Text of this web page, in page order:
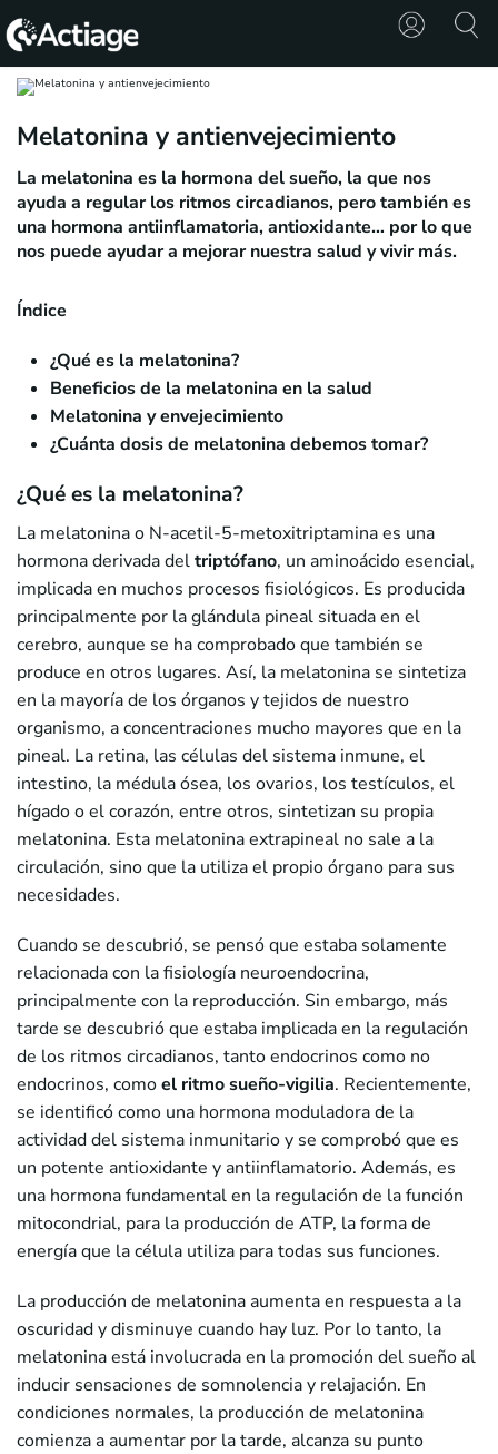
CONSULTA
ACTIAGE
RECURSOS
Melatonina y antienvejecimiento
La melatonina es la hormona del sueño, la que nos
ayuda a regular los ritmos circadianos, pero también es
una hormona antiinflamatoria, antioxidante… por lo que
nos puede ayudar a mejorar nuestra salud y vivir más.
Índice
¿Qué es la melatonina?
Beneficios de la melatonina en la salud
Melatonina y envejecimiento
¿Cuánta dosis de melatonina debemos tomar?
¿Qué es la melatonina?
La melatonina o N-acetil-5-metoxitriptamina es una
hormona derivada deltriptófano, un aminoácido esencial,
implicada en muchos procesos fisiológicos. Es producida
principalmente por la glándula pineal situada en el
cerebro, aunque se ha comprobado que también se
produce en otros lugares. Así, la melatonina se sintetiza
en la mayoría de los órganos y tejidos de nuestro
organismo, a concentraciones mucho mayores que en la
pineal. La retina, las células del sistema inmune, el
intestino, la médula ósea, los ovarios, los testículos, el
hígado o el corazón, entre otros, sintetizan su propia
melatonina. Esta melatonina extrapineal no sale a la
circulación, sino que la utiliza el propio órgano para sus
necesidades.
Cuando se descubrió, se pensó que estaba solamente
relacionada con la fisiología neuroendocrina,
principalmente con la reproducción. Sin embargo, más
tarde se descubrió que estaba implicada en la regulación
de los ritmos circadianos, tanto endocrinos como no
endocrinos, comoel ritmo sueño-vigilia. Recientemente,
se identificó como una hormona moduladora de la
actividad del sistema inmunitario y se comprobó que es
un potente antioxidante y antiinflamatorio. Además, es
una hormona fundamental en la regulación de la función
mitocondrial, para la producción de ATP, la forma de
energía que la célula utiliza para todas sus funciones.
La producción de melatonina aumenta en respuesta a la
oscuridad y disminuye cuando hay luz. Por lo tanto, la
melatonina está involucrada en la promoción del sueño al
inducir sensaciones de somnolencia y relajación. En
condiciones normales, la producción de melatonina
comienza a aumentar por la tarde, alcanza su punto